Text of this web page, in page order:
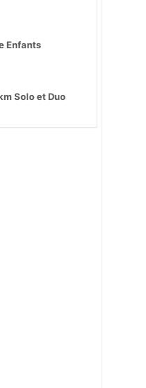
Enfants
Solo et Duo